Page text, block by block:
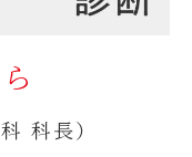
科長）